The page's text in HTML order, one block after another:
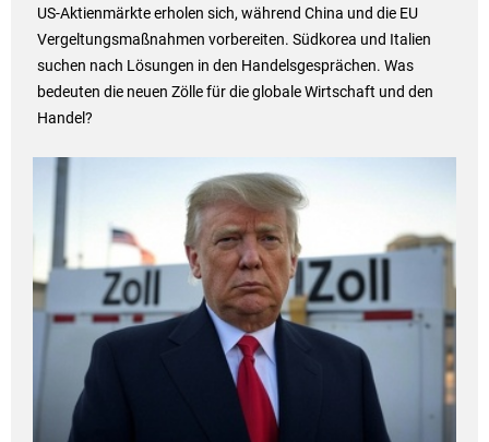
US-Aktienmärkte erholen sich, während China und die EU
Vergeltungsmaßnahmen vorbereiten. Südkorea und Italien
suchen nach Lösungen in den Handelsgesprächen. Was
bedeuten die neuen Zölle für die globale Wirtschaft und den
Handel?